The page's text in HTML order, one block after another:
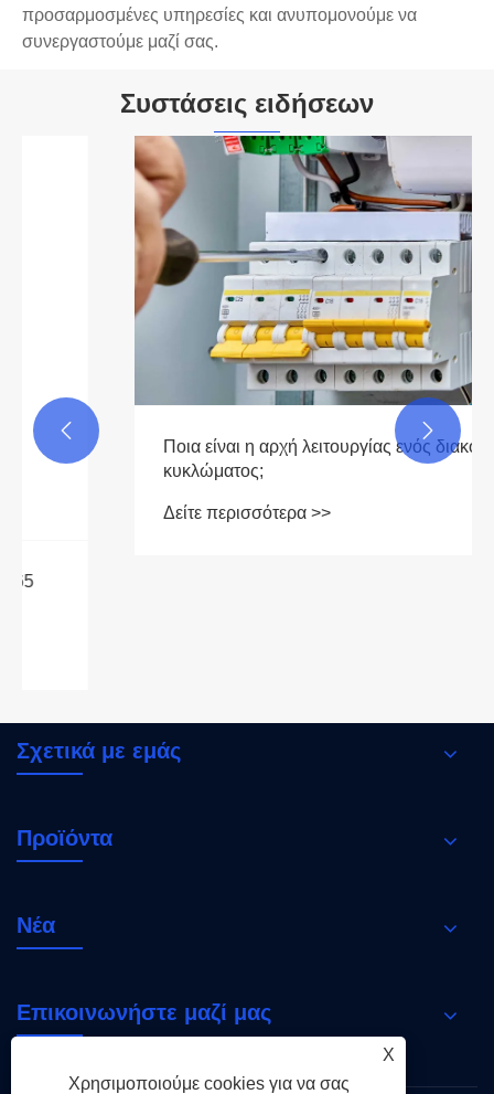
προσαρμοσμένες υπηρεσίες και ανυπομονούμε να
συνεργαστούμε μαζί σας.
Συστάσεις ειδήσεων
Ποια είναι η αρχή λειτουργίας ενός διακόπτη
κυκλώματος;
Δείτε περισσότερα >>
 
Σχετικά με εμάς
Προϊόντα
Νέα
Επικοινωνήστε μαζί μας
X
Χρησιμοποιούμε cookies για να σας